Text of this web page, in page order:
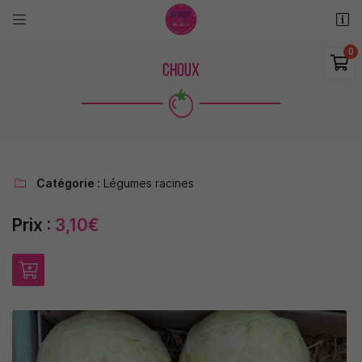
 

Rafraîchir le captcha
CHOUX
 Catégorie : Légumes racines
Prix : 3,10€